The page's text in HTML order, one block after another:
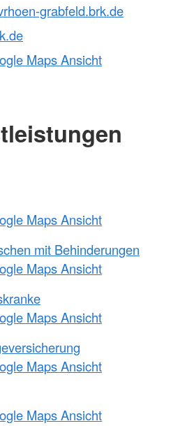
grabfeld.brk.de
Maps Ansicht
Maps Ansicht
mit Behinderungen
Maps Ansicht
Maps Ansicht
Maps Ansicht
Maps Ansicht